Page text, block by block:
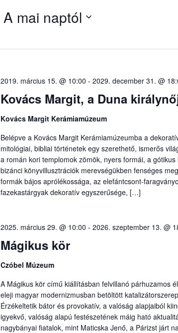
A mai naptól
Kovács Margit, a Duna
2019. március 15. @ 10:00 - 2029. december 31. @
Kovács Margit Kerámiamúzeum
Belépve a Kovács Margit Kerámiamúzeumba a
mitológiai, bibliai történetek egy szerethető, ismerős
a román kori templomok zömök, nyers formái, a
bizánci könyvillusztrációk merevségükben fenséges
formák bájos aprólékossága, az elefántcsont-
fazekastárgyak dekoratív egyszerűsége, […]
Mágikus kör
2025. március 29. @ 10:00 - 2026. szeptember 13. @
Czóbel Múzeum
A Mágikus kör című kiállításban felvillanó párhuzamos
eleji magyar modernizmusban betöltött
Érzékeltetik bátor és provokatív, a valóság alapjaiból
igyekvő, valóság alapú festészetének máig ható
nagybányai fiatalok, mint Maticska Jenő, a Párizst járt